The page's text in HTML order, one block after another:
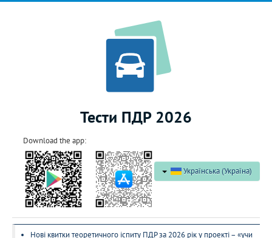
Тести ПДР 2026
Download the app:
Українська (Україна)
Нові квитки теоретичного іспиту ПДР за 2026 рік у проекті – «учи